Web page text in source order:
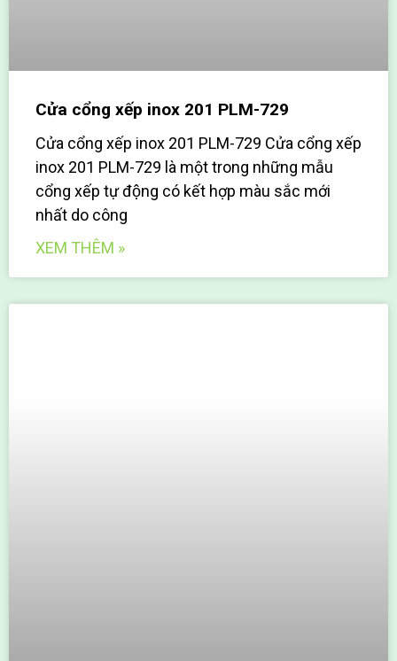
Cửa cổng xếp inox 201 PLM-729
Cửa cổng xếp inox 201 PLM-729 Cửa cổng xếp
inox 201 PLM-729 là một trong những mẫu
cổng xếp tự động có kết hợp màu sắc mới
nhất do công
XEM THÊM »